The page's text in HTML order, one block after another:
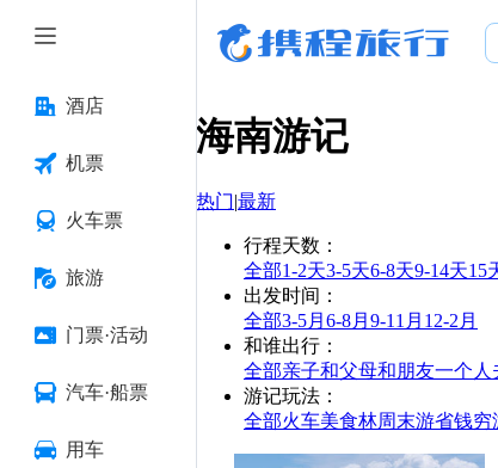
酒店
机票
火车票
旅游
门票·活动
汽车·船票
用车
海南游记
热门|最新
行程天数 ：
全部1-2天3-5天6-8天9-14天15
出发时间 ：
全部3-5月 6-8月 9-11月 12-2月
和谁出行 ：
全部亲子和父母和朋友一个人
游记玩法 ：
全部火车美食林周末游省钱穷